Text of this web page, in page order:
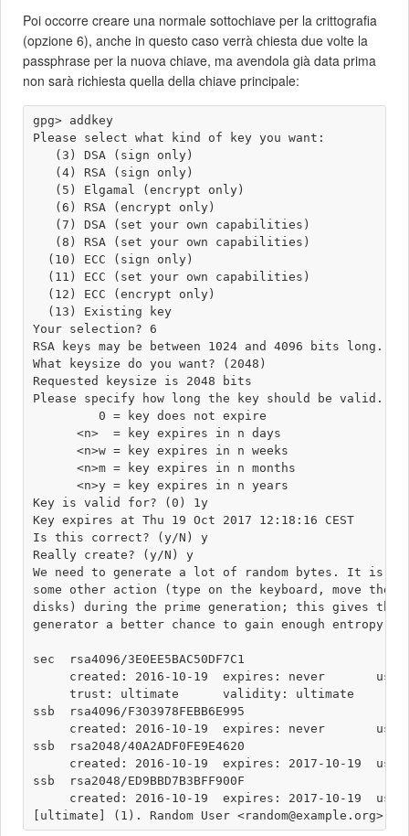
Poi occorre creare una normale sottochiave per la crittografia
(opzione 6), anche in questo caso verrà chiesta due volte la
passphrase per la nuova chiave, ma avendola già data prima
non sarà richiesta quella della chiave principale:
gpg> addkey
Please select what kind of key you want:
   (3) DSA (sign only)
   (4) RSA (sign only)
   (5) Elgamal (encrypt only)
   (6) RSA (encrypt only)
   (7) DSA (set your own capabilities)
   (8) RSA (set your own capabilities)
  (10) ECC (sign only)
  (11) ECC (set your own capabilities)
  (12) ECC (encrypt only)
  (13) Existing key
Your selection? 6
RSA keys may be between 1024 and 4096 bits long.
What keysize do you want? (2048)
Requested keysize is 2048 bits
Please specify how long the key should be valid.
         0 = key does not expire
      <n>  = key expires in n days
      <n>w = key expires in n weeks
      <n>m = key expires in n months
      <n>y = key expires in n years
Key is valid for? (0) 1y
Key expires at Thu 19 Oct 2017 12:18:16 CEST
Is this correct? (y/N) y
Really create? (y/N) y
We need to generate a lot of random bytes. It is a
some other action (type on the keyboard, move the
disks) during the prime generation; this gives the
generator a better chance to gain enough entropy.
sec  rsa4096/3E0EE5BAC50DF7C1
created: 2016-10-19  expires: never
     trust: ultimate      validity: ultimate
ssb  rsa4096/F303978FEBB6E995
created: 2016-10-19  expires: never
ssb  rsa2048/40A2ADF0FE9E4620
created: 2016-10-19  expires: 2017-10-19
ssb  rsa2048/ED9BBD7B3BFF900F
created: 2016-10-19  expires: 2017-10-19